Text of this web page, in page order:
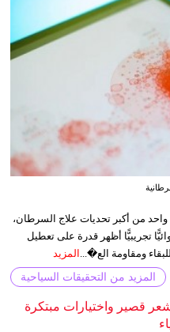
من أكبر تحديات علاج السرطان،
تجريبيًّا أظهر قدرة على تعطيل
ومقاومة الع�... المزيد
المزيد من التحقيقات السياحية
قصير واختيارات مبتكرة